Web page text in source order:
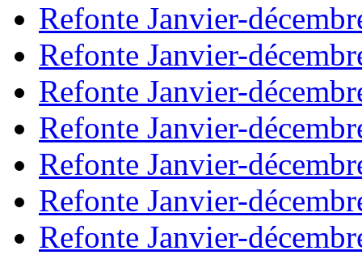
Refonte Janvier-
Refonte Janvier-
Refonte Janvier-
Refonte Janvier-
Refonte Janvier-
Refonte Janvier-
Refonte Janvier-